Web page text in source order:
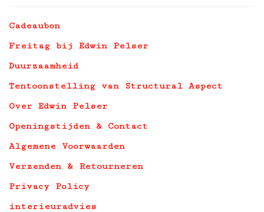
Cadeaubon
Freitag bij Edwin Pelser
Duurzaamheid
Tentoonstelling van Structural Aspect
Over Edwin Pelser
Openingstijden & Contact
Algemene Voorwaarden
Verzenden & Retourneren
Privacy Policy
interieuradvies